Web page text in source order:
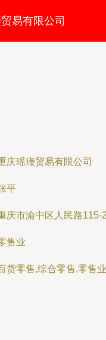
易有限公司
庆瑶瑾贸易有限公司
平
庆市渝中区人民路115-
售业
货零售,综合零售,零售